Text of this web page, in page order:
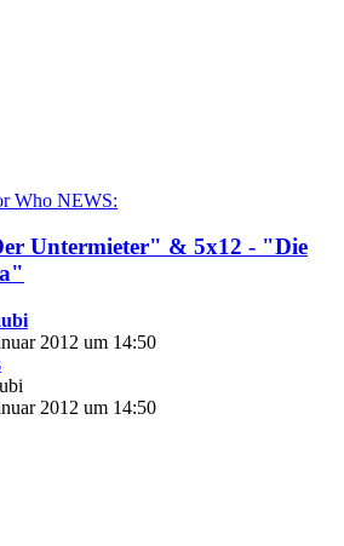
Who NEWS:
Untermieter" & 5x12 - "Die
2012 um 14:50
2012 um 14:50